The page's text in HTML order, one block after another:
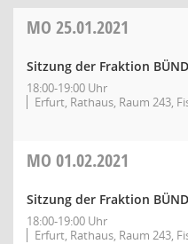
MO 25.01.2021
Sitzung der Fraktion
18:00-19:00 Uhr
Erfurt, Rathaus, Raum 243,
MO 01.02.2021
Sitzung der Fraktion
18:00-19:00 Uhr
Erfurt, Rathaus, Raum 243,